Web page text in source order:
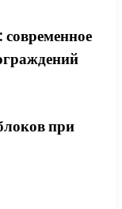
при